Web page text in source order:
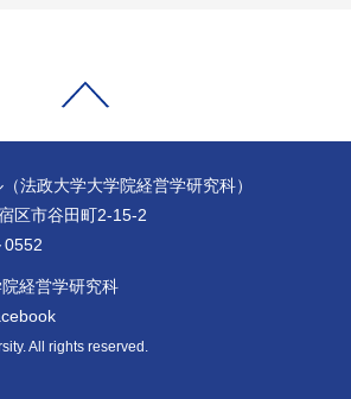
法政大学大学院経営学研究科）
区市谷田町2-15-2
0552
経営学研究科
All rights reserved.